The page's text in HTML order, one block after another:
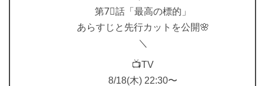
第7⃣話「最高の標的」
あらすじと先行カットを公開🌸
＼
📺TV
8/18(木) 22:30〜